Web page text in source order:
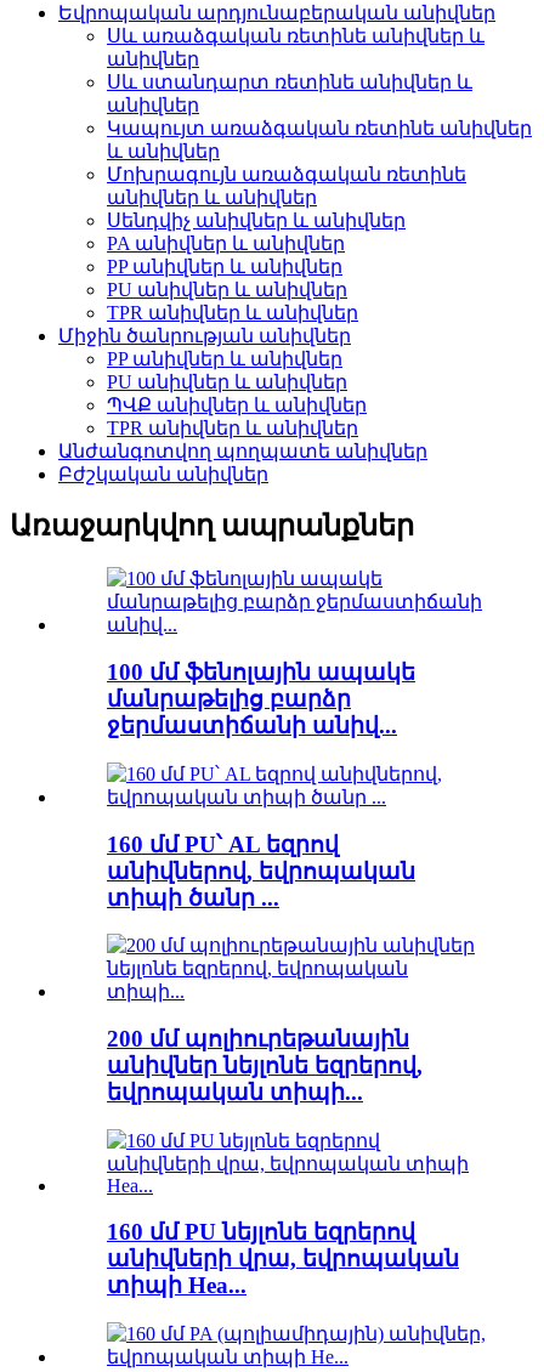
Եվրոպական արդյունաբերական անիվներ
Սև առաձգական ռետինե անիվներ և
անիվներ
Սև ստանդարտ ռետինե անիվներ և
անիվներ
Կապույտ առաձգական ռետինե անիվներ
և անիվներ
Մոխրագույն առաձգական ռետինե
անիվներ և անիվներ
Սենդվիչ անիվներ և անիվներ
PA անիվներ և անիվներ
PP անիվներ և անիվներ
PU անիվներ և անիվներ
TPR անիվներ և անիվներ
Միջին ծանրության անիվներ
PP անիվներ և անիվներ
PU անիվներ և անիվներ
ՊՎՔ անիվներ և անիվներ
TPR անիվներ և անիվներ
Անժանգոտվող պողպատե անիվներ
Բժշկական անիվներ
Առաջարկվող ապրանքներ
100 մմ ֆենոլային ապակե
մանրաթելից բարձր
ջերմաստիճանի անիվ...
160 մմ PU՝ AL եզրով
անիվներով, եվրոպական
տիպի ծանր ...
200 մմ պոլիուրեթանային
անիվներ նեյլոնե եզրերով,
եվրոպական տիպի...
160 մմ PU նեյլոնե եզրերով
անիվների վրա, եվրոպական
տիպի Hea...